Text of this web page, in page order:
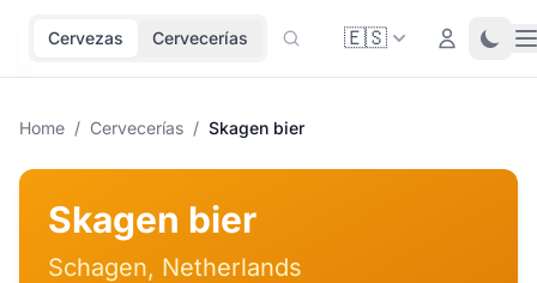
Cervezas Cervecerías 🇪🇸 Login
Home / Cervecerías / Skagen bier
Skagen bier
Schagen, Netherlands